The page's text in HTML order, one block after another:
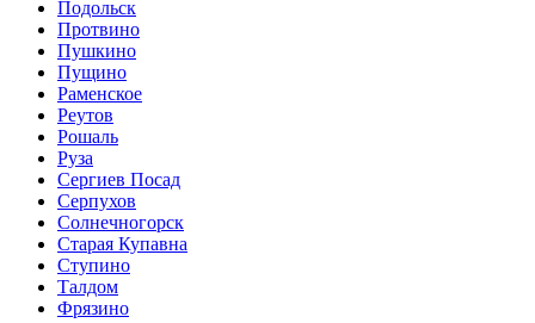
Подольск
Протвино
Пушкино
Пущино
Раменское
Реутов
Рошаль
Руза
Сергиев Посад
Серпухов
Солнечногорск
Старая Купавна
Ступино
Талдом
Фрязино